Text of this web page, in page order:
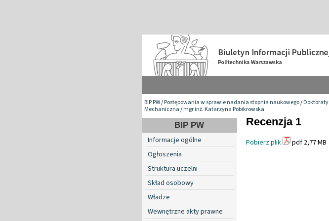
BIP PW/Postępowania w sprawie nadania stopnia naukowego/Doktoraty
Mechaniczna/mgr inż. Katarzyna Pobikrowska
BIP PW
Informacje ogólne
Ogłoszenia
Struktura uczelni
Skład osobowy
Władze
Wewnętrzne akty prawne
Recenzja 1
Pobierz plik pdf 2,77 MB